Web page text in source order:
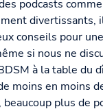
podcasts comme
divertissants,
conseils pour
si nous ne
à la table du
moins en moins
plus de